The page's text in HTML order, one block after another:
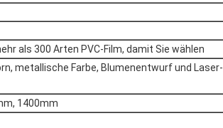
als 300 Arten PVC-Film, damit Sie wählen
metallische Farbe, Blumenentwurf und Laser-
1400mm